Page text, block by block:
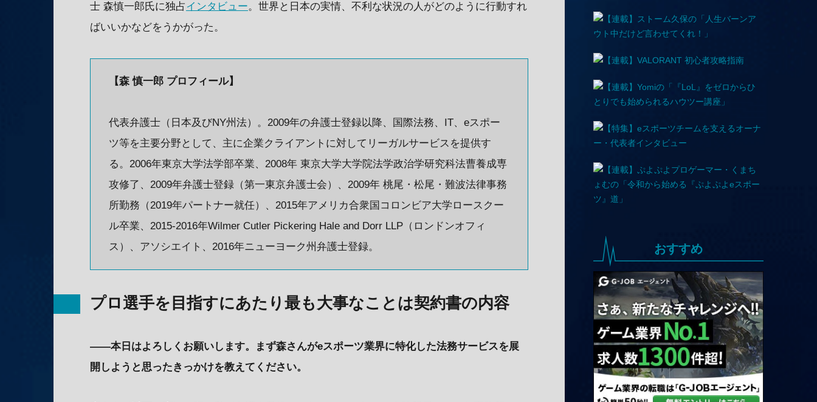
士 森慎一郎氏に独占インタビュー。世界と日本の実情、不利な状況の人がどのように行動すれ
ばいいかなどをうかがった。
【森 慎一郎 プロフィール】
代表弁護士（日本及びNY州法）。2009年の弁護士登録以降、国際法務、IT、eスポー
ツ等を主要分野として、主に企業クライアントに対してリーガルサービスを提供す
る。2006年東京大学法学部卒業、2008年 東京大学大学院法学政治学研究科法曹養成専
攻修了、2009年弁護士登録（第一東京弁護士会）、2009年 桃尾・松尾・難波法律事務
所勤務（2019年パートナー就任）、2015年アメリカ合衆国コロンビア大学ロースクー
ル卒業、2015-2016年Wilmer Cutler Pickering Hale and Dorr LLP（ロンドンオフィ
ス）、アソシエイト、2016年ニューヨーク州弁護士登録。
プロ選手を目指すにあたり最も大事なことは契約書の内容
——本日はよろしくお願いします。まず森さんがeスポーツ業界に特化した法務サービスを展
開しようと思ったきっかけを教えてください。
おすすめ